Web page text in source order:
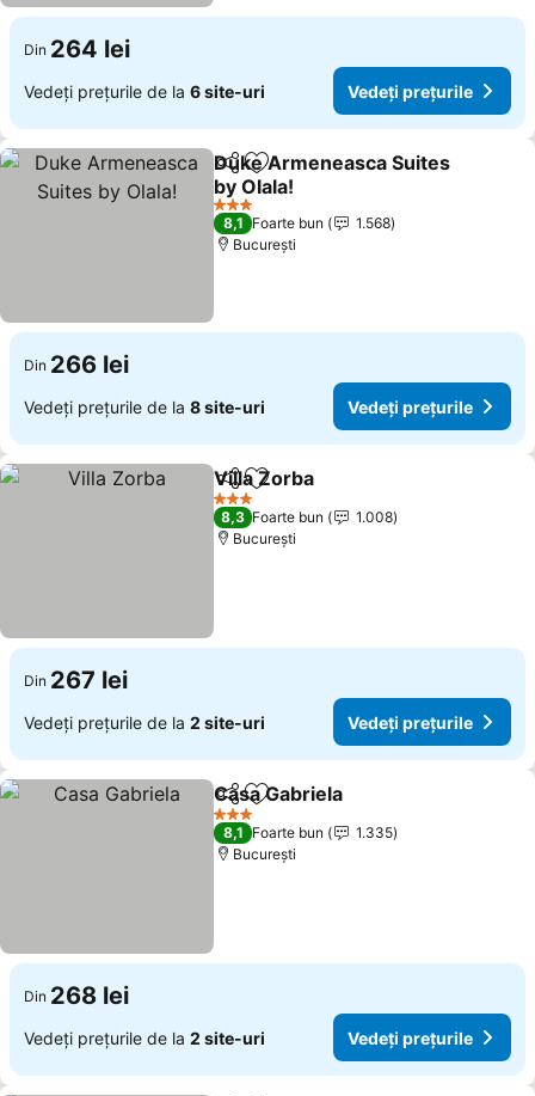
Din 264 lei
Vedeți prețurile de la 6 site-uri Vedeți prețurile
DistribuițiAdăugaţi la favorite
Duke Armeneasca Suites
by Olala!
3 Stele
8,1 Foarte bun
1.568
București
Din 266 lei
Vedeți prețurile de la 8 site-uri Vedeți prețurile
DistribuițiAdăugaţi la favorite
Villa Zorba
3 Stele
8,3 Foarte bun
1.008
București
Din 267 lei
Vedeți prețurile de la 2 site-uri Vedeți prețurile
DistribuițiAdăugaţi la favorite
Casa Gabriela
3 Stele
8,1 Foarte bun
1.335
București
Din 268 lei
Vedeți prețurile de la 2 site-uri Vedeți prețurile